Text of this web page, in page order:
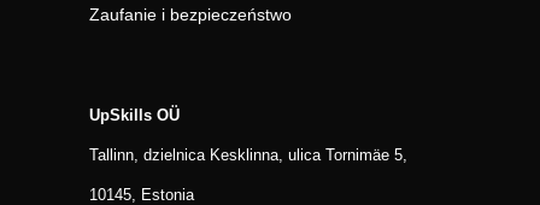
Zaufanie i bezpieczeństwo
UpSkills OÜ
Tallinn, dzielnica Kesklinna, ulica Tornimäe 5,
10145, Estonia